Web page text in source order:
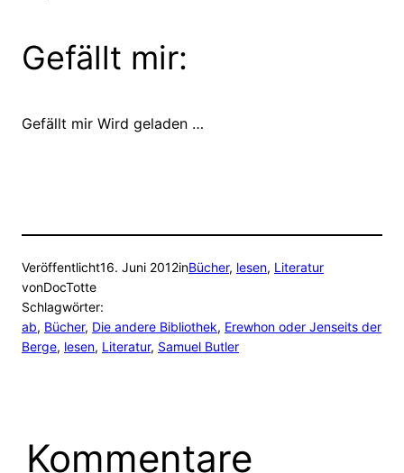
Gefällt mir:
Gefällt mir Wird geladen …
Veröffentlicht16. Juni 2012inBücher, lesen, Literatur
vonDocTotte
Schlagwörter:
ab, Bücher, Die andere Bibliothek, Erewhon oder Jenseits der
Berge, lesen, Literatur, Samuel Butler
Kommentare